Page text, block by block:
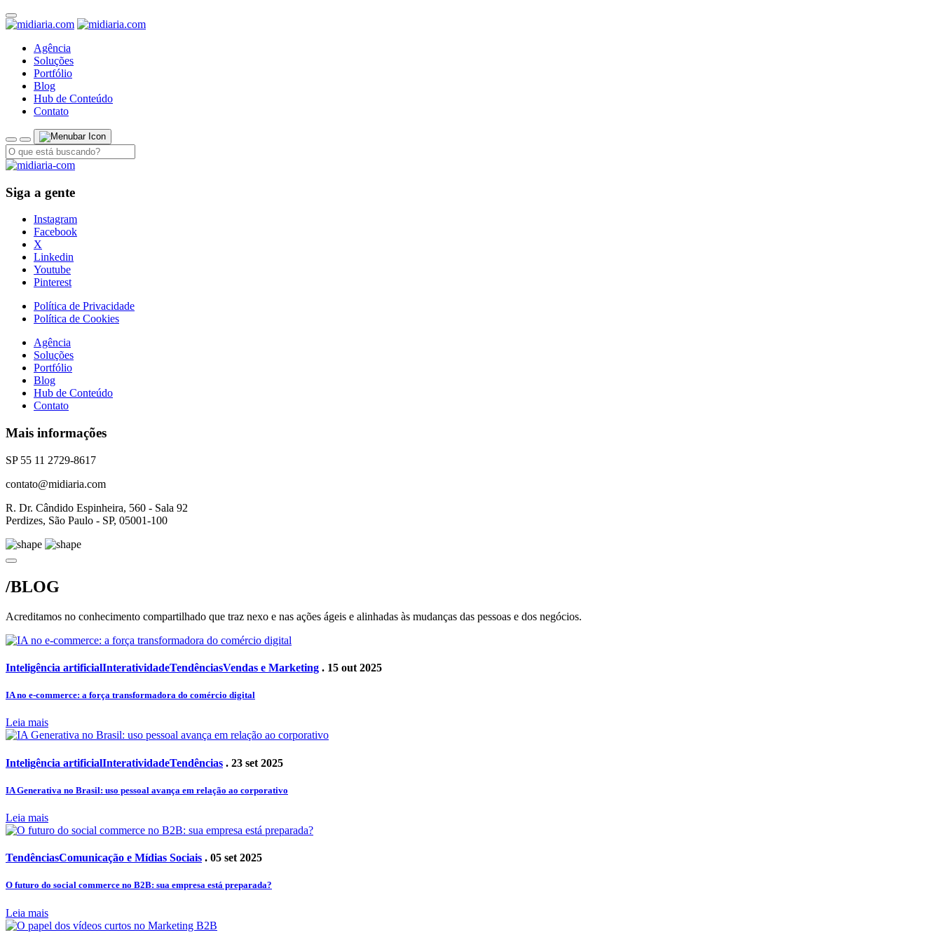
Agência
Soluções
Portfólio
Blog
Hub de Conteúdo
Contato
Siga a gente
Instagram
Facebook
X
Linkedin
Youtube
Pinterest
Política de Privacidade
Política de Cookies
Agência
Soluções
Portfólio
Blog
Hub de Conteúdo
Contato
Mais informações
SP 55 11 2729-8617
contato@midiaria.com
R. Dr. Cândido Espinheira, 560 - Sala 92
Perdizes, São Paulo - SP, 05001-100
/BLOG
Acreditamos no conhecimento compartilhado que traz nexo e nas ações ágeis e alinhadas às mudanças das pessoas e dos negócios.
Inteligência artificialInteratividadeTendênciasVendas e Marketing . 15 out 2025
IA no e-commerce: a força transformadora do comércio digital
Leia mais
Inteligência artificialInteratividadeTendências . 23 set 2025
IA Generativa no Brasil: uso pessoal avança em relação ao corporativo
Leia mais
TendênciasComunicação e Mídias Sociais . 05 set 2025
O futuro do social commerce no B2B: sua empresa está preparada?
Leia mais